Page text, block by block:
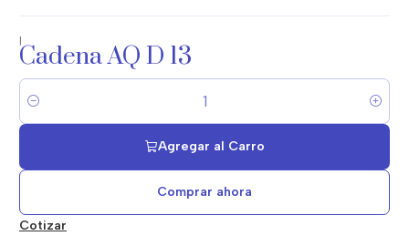
|
Cadena AQ D 13
Cantidad
Agregar al Carro
Comprar ahora
Cotizar